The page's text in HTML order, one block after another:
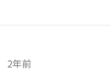
2年前